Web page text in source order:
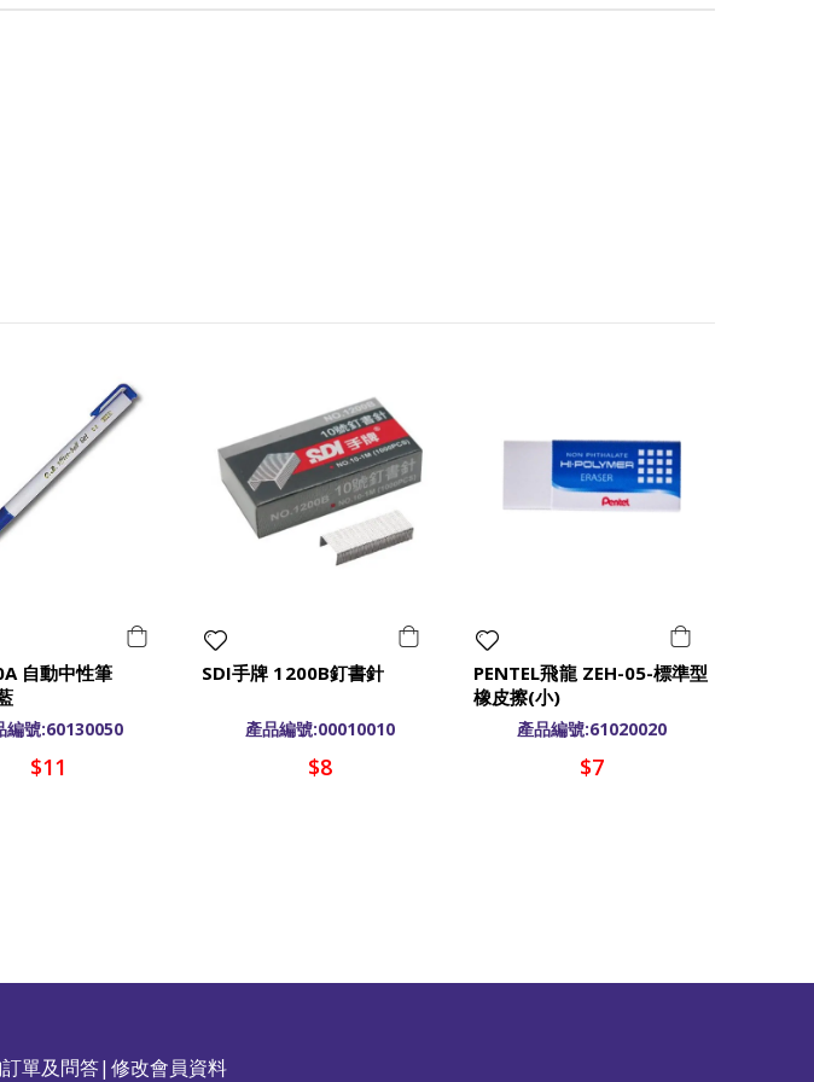
自動中性筆
編號:60130050
$11
SDI手牌 1200B釘書針
產品編號:00010010
$8
PENTEL飛龍 ZEH-05-標準型
橡皮擦(小)
產品編號:61020020
$7
單及問答| 修改會員資料